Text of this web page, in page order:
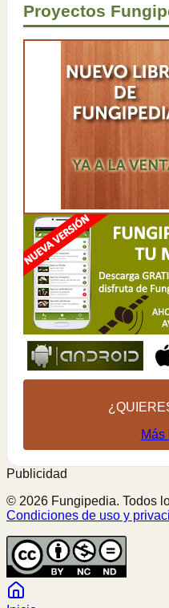
Proyectos
Más
Publicidad
© 2026 Fungipedia. Todos
Condiciones de uso y